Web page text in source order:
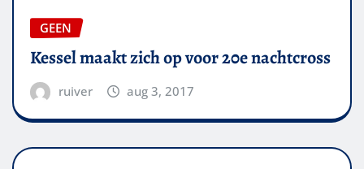
GEEN
Kessel maakt zich op voor 20e nachtcross
ruiver aug 3, 2017